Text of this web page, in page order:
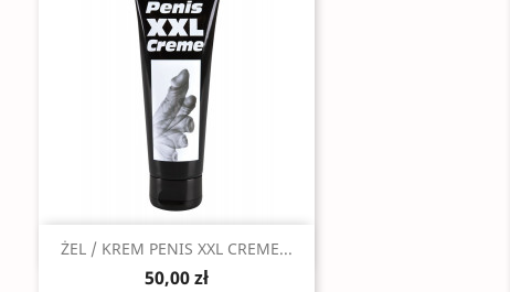
Szybki podgląd
ŻEL / KREM PENIS XXL CREME...
50,00 zł